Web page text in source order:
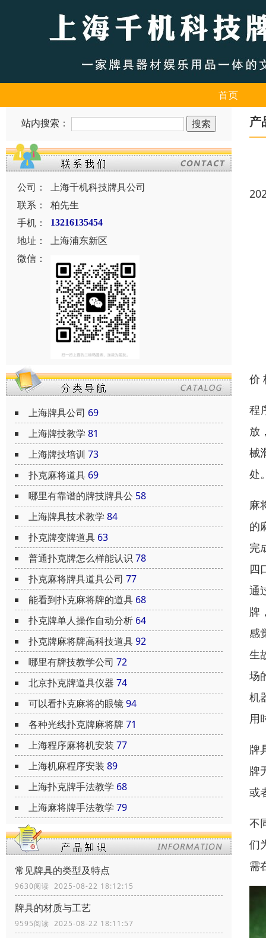
首页
站内搜索：
公司：
上海千机科技牌具公司
联系：
柏先生
手机：
13216135454
地址：
上海浦东新区
微信：
上海牌具公司 69
上海牌技教学 81
上海牌技培训 73
扑克麻将道具 69
哪里有靠谱的牌技牌具公 58
上海牌具技术教学 84
扑克牌变牌道具 63
普通扑克牌怎么样能认识 78
扑克麻将牌具道具公司 77
能看到扑克麻将牌的道具 68
扑克牌单人操作自动分析 64
扑克牌麻将牌高科技道具92
哪里有牌技教学公司 72
北京扑克牌道具仪器 74
可以看扑克麻将的眼镜94
各种光线扑克牌麻将牌71
上海程序麻将机安装 77
上海机麻程序安装 89
上海扑克牌手法教学 68
上海麻将牌手法教学 79
常见牌具的类型及特点
9630阅读 2025-08-22 18:12:15
牌具的材质与工艺
9595阅读 2025-08-22 18:11:57
产
价
程
放
械
处
麻
的
完
四
通
牌
感
生
场
机
用
牌
牌
或
不
们
需